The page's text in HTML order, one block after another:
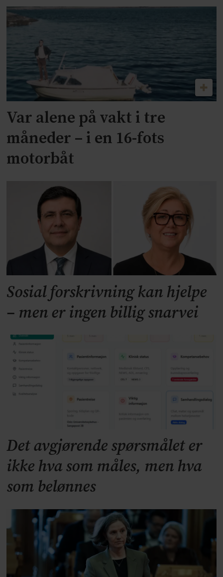
Var alene på vakt i tre
måneder – i en 16-fots
motorbåt
Sosial forskrivning kan hjelpe
– men er ingen billig snarvei
Det avgjørende spørsmålet er
ikke hva som måles, men hva
som belønnes